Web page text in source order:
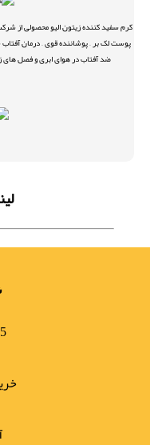
کرم سفید کننده زیتون الیو محصولی از
ضد آفتاب در هوای ابری و فصل های زمستان قیمت